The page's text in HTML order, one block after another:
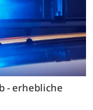
- erhebliche